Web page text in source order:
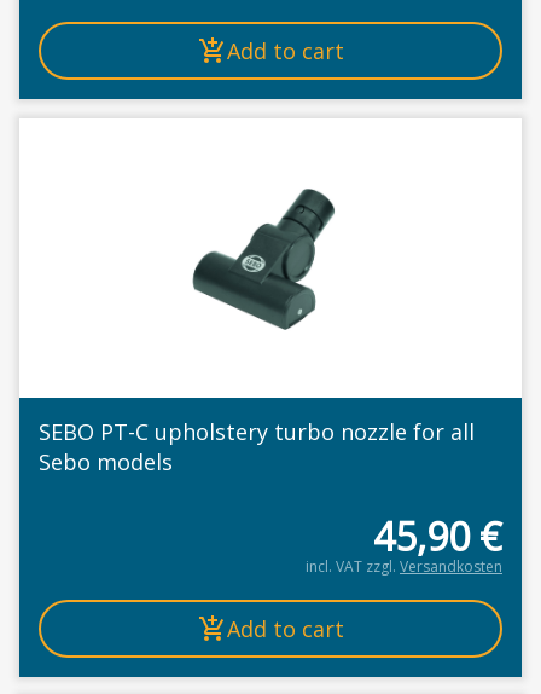
Add to cart
SEBO PT-C upholstery turbo nozzle for all
Sebo models
45,90€
incl. VAT zzgl. Versandkosten
Add to cart